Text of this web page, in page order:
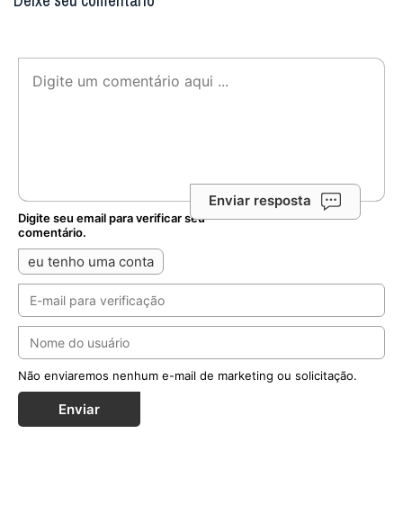
Enviar resposta
Digite seu email para verificar seu
comentário.
eu tenho uma conta
Não enviaremos nenhum e-mail de marketing ou solicitação.
Enviar